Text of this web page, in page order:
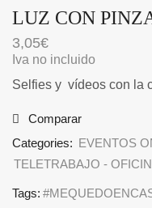
LUZ CON
3,05€
Iva no incluido
Selfies y vídeos con la
Comparar
Categories:
EVENTOS
TELETRABAJO -
Tags: